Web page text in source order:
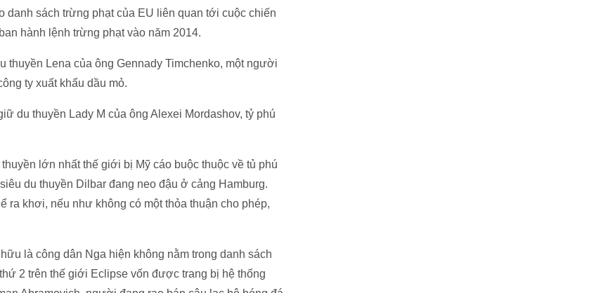
danh sách trừng phạt của EU liên quan tới cuộc chiến
hành lệnh trừng phạt vào năm 2014.
thuyền Lena của ông Gennady Timchenko, một người
ty xuất khẩu dầu mỏ.
du thuyền Lady M của ông Alexei Mordashov, tỷ phú
lớn nhất thế giới bị Mỹ cáo buộc thuộc về tủ phú
du thuyền Dilbar đang neo đậu ở cảng Hamburg.
khơi, nếu như không có một thỏa thuận cho phép,
là công dân Nga hiện không nằm trong danh sách
2 trên thế giới Eclipse vốn được trang bị hệ thống